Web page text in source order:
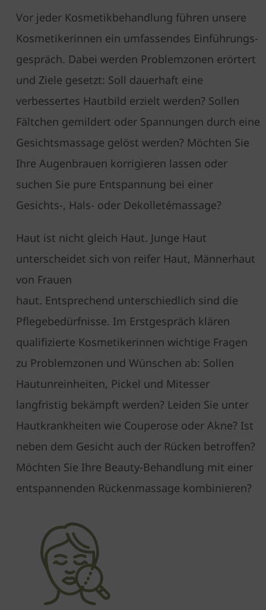
Vor jeder Kosmetik­behandlung führen unsere
Kosmetikerinnen ein umfassendes Einführungs­
gespräch. Dabei werden Problemzonen erörtert
und Ziele gesetzt: Soll dauerhaft eine
verbessertes Hautbild erzielt werden? Sollen
Fältchen gemildert oder Spannungen durch eine
Gesichts­massage gelöst werden? Möchten Sie
Ihre Augenbrauen korrigieren lassen oder
suchen Sie pure Entspannung bei einer
Gesichts-, Hals- oder Dekolletémassage?
Haut ist nicht gleich Haut. Junge Haut
unterscheidet sich von reifer Haut, Männerhaut
von Frauen­
haut. Entsprechend unterschied­lich sind die
Pflegebedürfnisse. Im Erstgespräch klären
qualifizierte Kosmetiker­innen wichtige Fragen
zu Problemzonen und Wünschen ab: Sollen
Hautunreinheiten, Pickel und Mitesser
langfristig bekämpft werden? Leiden Sie unter
Hautkrankheiten wie Couperose oder Akne? Ist
neben dem Gesicht auch der Rücken betroffen?
Möchten Sie Ihre Beauty-Behandlung mit einer
ent­spannenden Rückenmassage kombinieren?